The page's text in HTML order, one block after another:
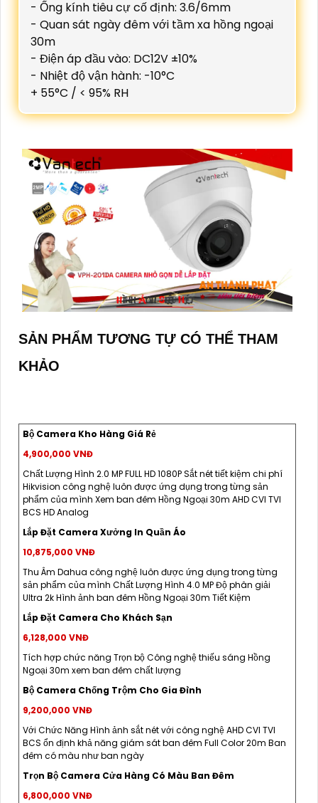
- Ống kính tiêu cự cố định: 3.6/6mm
- Quan sát ngày đêm với tầm xa hồng ngoại
30m
- Điện áp đầu vào: DC12V ±10%
- Nhiệt độ vận hành: -10°C
+ 55°C / < 95% RH
SẢN PHẨM TƯƠNG TỰ CÓ THỂ THAM
KHẢO
Bộ Camera Kho Hàng Giá Rẻ
4,900,000 VNĐ
Chất Lượng Hình 2.0 MP FULL HD 1080P Sắt nét tiết kiệm chi phí
Hikvision công nghệ luôn được ứng dụng trong từng sản
phẩm của mình Xem ban đêm Hồng Ngoại 30m AHD CVI TVI
BCS HD Analog
Lắp Đặt Camera Xưởng In Quần Áo
10,875,000 VNĐ
Thu Âm Dahua công nghệ luôn được ứng dụng trong từng
sản phẩm của mình Chất Lượng Hình 4.0 MP Độ phân giải
Ultra 2k Hình ảnh ban đêm Hồng Ngoại 30m Tiết Kiệm
Lắp Đặt Camera Cho Khách Sạn
6,128,000 VNĐ
Tích hợp chức năng Trọn bộ Công nghệ thiếu sáng Hồng
Ngoại 30m xem ban đêm chất lượng
Bộ Camera Chống Trộm Cho Gia Đình
9,200,000 VNĐ
Với Chức Năng Hình ảnh sắt nét với công nghệ AHD CVI TVI
BCS ổn định khả năng giám sát ban đêm Full Color 20m Ban
đêm có màu như ban ngày
Trọn Bộ Camera Cửa Hàng Có Màu Ban Đêm
6,800,000 VNĐ